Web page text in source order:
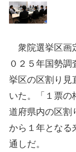
衆院選挙区画
０２５年国勢
挙区の区割り見
いた。「１票の
道府県内の区割
から１年となる
通しだ。